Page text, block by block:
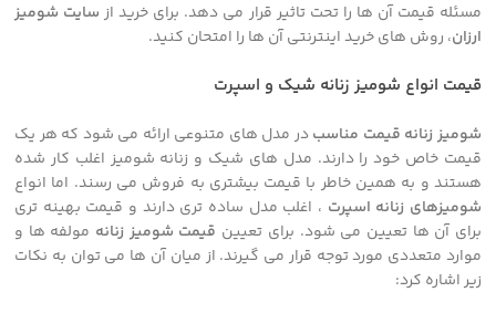
مسئله قیمت آن ها را تحت تاثیر قرار می دهد. برای خرید از سایت شومیز
ارزان، روش های خرید اینترنتی آن ها را امتحان کنید.
قیمت انواع شومیز زنانه شیک و اسپرت
شومیز زنانه قیمت مناسبدر مدل های متنوعی ارائه می شود که هر یک
قیمت خاص خود را دارند. مدل های شیک و زنانه شومیز اغلب کار شده
هستند و به همین خاطر با قیمت بیشتری به فروش می رسند. اما انواع
شومیزهای زنانه اسپرت ، اغلب مدل ساده تری دارند و قیمت بهینه تری
برای آن ها تعیین می شود. برای تعیین قیمت شومیز زنانه مولفه ها و
موارد متعددی مورد توجه قرار می گیرند. از میان آن ها می توان به نکات
زیر اشاره کرد: